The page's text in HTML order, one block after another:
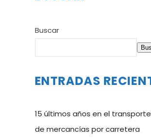
Buscar
ENTRADAS
15 últimos años en el
de mercancías por carretera